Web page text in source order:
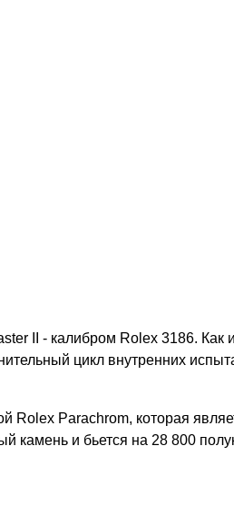
II - калибром Rolex 3186.
цикл внутренних
Parachrom, которая
камень и бьется на 28 800